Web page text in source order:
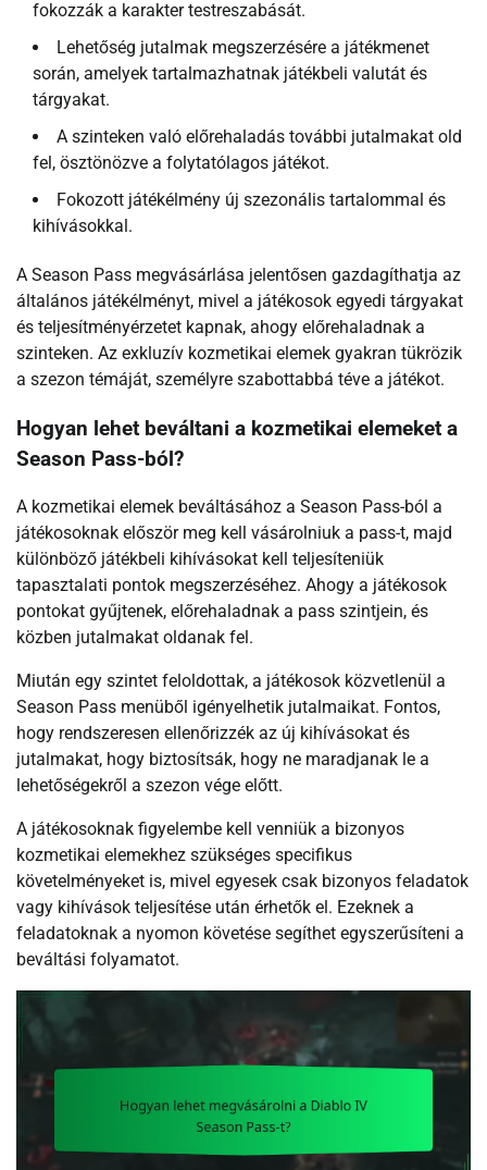
fokozzák a karakter testreszabását.
Lehetőség jutalmak megszerzésére a játékmenet
során, amelyek tartalmazhatnak játékbeli valutát és
tárgyakat.
A szinteken való előrehaladás további jutalmakat old
fel, ösztönözve a folytatólagos játékot.
Fokozott játékélmény új szezonális tartalommal és
kihívásokkal.
A Season Pass megvásárlása jelentősen gazdagíthatja az
általános játékélményt, mivel a játékosok egyedi tárgyakat
és teljesítményérzetet kapnak, ahogy előrehaladnak a
szinteken. Az exkluzív kozmetikai elemek gyakran tükrözik
a szezon témáját, személyre szabottabbá téve a játékot.
Hogyan lehet beváltani a kozmetikai elemeket a
Season Pass-ból?
A kozmetikai elemek beváltásához a Season Pass-ból a
játékosoknak először meg kell vásárolniuk a pass-t, majd
különböző játékbeli kihívásokat kell teljesíteniük
tapasztalati pontok megszerzéséhez. Ahogy a játékosok
pontokat gyűjtenek, előrehaladnak a pass szintjein, és
közben jutalmakat oldanak fel.
Miután egy szintet feloldottak, a játékosok közvetlenül a
Season Pass menüből igényelhetik jutalmaikat. Fontos,
hogy rendszeresen ellenőrizzék az új kihívásokat és
jutalmakat, hogy biztosítsák, hogy ne maradjanak le a
lehetőségekről a szezon vége előtt.
A játékosoknak figyelembe kell venniük a bizonyos
kozmetikai elemekhez szükséges specifikus
követelményeket is, mivel egyesek csak bizonyos feladatok
vagy kihívások teljesítése után érhetők el. Ezeknek a
feladatoknak a nyomon követése segíthet egyszerűsíteni a
beváltási folyamatot.